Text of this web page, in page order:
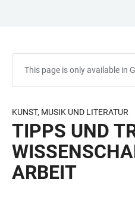
This page is only available in
KUNST, MUSIK UND LITERATUR
TIPPS UND
ARBEIT